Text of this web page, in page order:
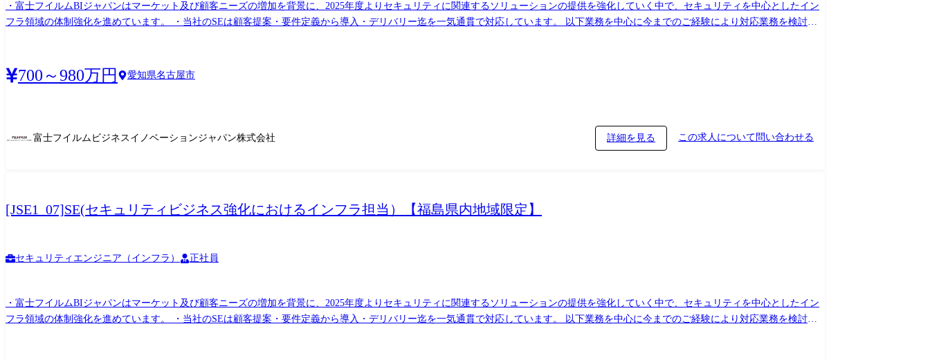
・富士フイルムBIジャパンはマーケット及び顧客ニーズの増加を背景に、2025年度よりセキュリティに関連するソリューションの提供を強化していく中で、セキュリティを中心としたイン
フラ領域の体制強化を進めています。 ・当社のSEは顧客提案・要件定義から導入・デリバリー迄を一気通貫で対応しています。 以下業務を中心に今までのご経験により対応業務を検討致
セキュリティを中心としたインフラ領域の上流工程からのアプローチ (セキュリティアセスメントやゼロトラストセキュリティのロードマップ策定・推進他) ※当社の顧客向けIT基盤領域を
中心に対応いただきます。
700～980万円 愛知県名古屋市
富士フイルムビジネスイノベーションジャパン株式会社 詳細を見る この求人について問い合わせる
[JSE1_07]SE(セキュリティビジネス強化におけるインフラ担当）【福島県内地域限定】
セキュリティエンジニア（インフラ） 正社員
・富士フイルムBIジャパンはマーケット及び顧客ニーズの増加を背景に、2025年度よりセキュリティに関連するソリューションの提供を強化していく中で、セキュリティを中心としたイン
フラ領域の体制強化を進めています。 ・当社のSEは顧客提案・要件定義から導入・デリバリー迄を一気通貫で対応しています。 以下業務を中心に今までのご経験により対応業務を検討致